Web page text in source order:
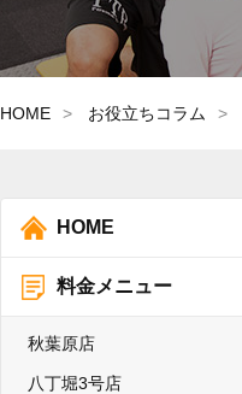
HOME お役立ちコラム
HOME
料金メニュー
秋葉原店
八丁堀3号店